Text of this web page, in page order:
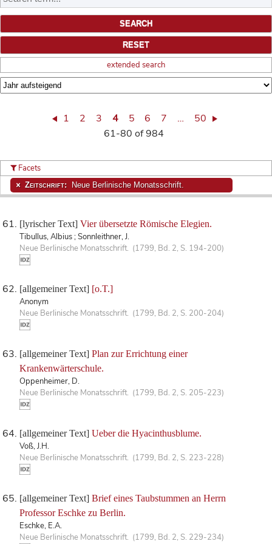
extended search
1 2 3 4 5 6 7 …
50
61-80 of 984
[lyrischer Text] Vier übersetzte Römische Elegien.
Tibullus, Albius ; Sonnleithner, J.
Neue Berlinische Monatsschrift. (1799, Bd. 2, S. 194-200)
[allgemeiner Text] [o.T.]
Anonym
Neue Berlinische Monatsschrift. (1799, Bd. 2, S. 200-204)
[allgemeiner Text] Plan zur Errichtung einer
Krankenwärterschule.
Oppenheimer, D.
Neue Berlinische Monatsschrift. (1799, Bd. 2, S. 205-223)
[allgemeiner Text] Ueber die Hyacinthusblume.
Voß, J.H.
Neue Berlinische Monatsschrift. (1799, Bd. 2, S. 223-228)
[allgemeiner Text] Brief eines Taubstummen an Herrn
Professor Eschke zu Berlin.
Eschke, E.A.
Neue Berlinische Monatsschrift. (1799, Bd. 2, S. 229-234)
Facets
Zeitschrift: Neue Berlinische Monatsschrift.